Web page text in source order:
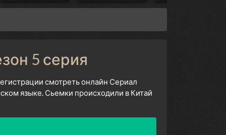
5 серия
смотреть онлайн Сериал
языке. Сьемки происходили в Китай